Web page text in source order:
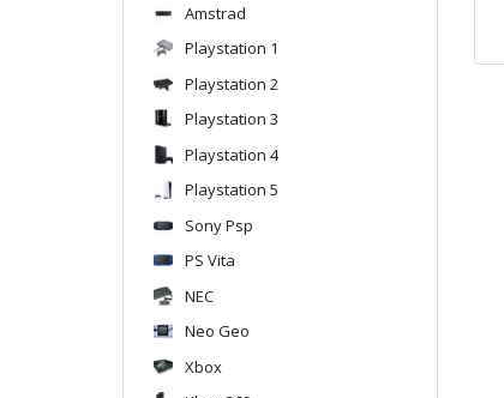
Amstrad
Playstation 1
Playstation 2
Playstation 3
Playstation 4
Playstation 5
Sony Psp
PS Vita
NEC
Neo Geo
Xbox